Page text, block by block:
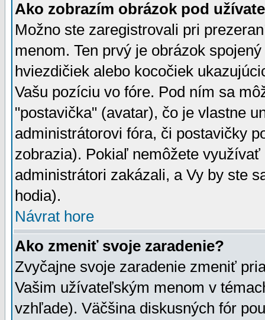
Ako zobrazím obrázok pod
Možno ste zaregistrovali pri
menom. Ten prvý je obrázok
hviezdičiek alebo kocočiek
Vašu pozíciu vo fóre. Pod ním sa
"postavička" (avatar), čo je vlastne
administrátorovi fóra, či postavičky
zobrazia). Pokiaľ nemôžete
administrátori zakázali, a Vy by ste
hodia).
Návrat hore
Ako zmeniť svoje zaradenie?
Zvyčajne svoje zaradenie zmeniť
Vašim užívateľským menom v
vzhľade). Väčšina diskusných fór